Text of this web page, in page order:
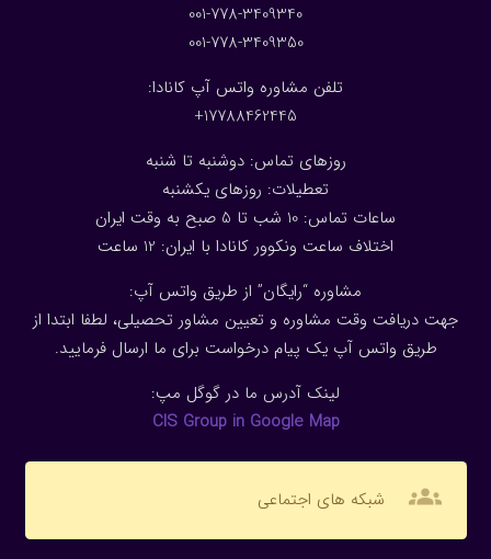
001-778-3409340
001-778-3409350
تلفن مشاوره واتس آپ کانادا:
17788462445+
روزهای تماس: دوشنبه تا شنبه
تعطیلات: روزهای یکشنبه
ساعات تماس: 10 شب تا 5 صبح به وقت ایران
اختلاف ساعت ونکوور کانادا با ایران: 1 2 ساعت
مشاوره “رایگان” از طریق واتس آپ:
جهت دریافت وقت مشاوره و تعیین مشاور تحصیلی، لطفا ابتدا از
طریق واتس آپ یک پیام درخواست برای ما ارسال فرمایید.
لینک آدرس ما در گوگل مپ:
CIS Group in Google Map
groups شبکه های اجتماعی